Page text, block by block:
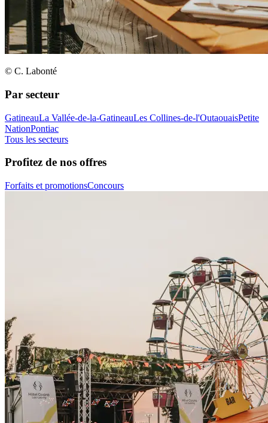
© C. Labonté
Par secteur
GatineauLa Vallée-de-la-GatineauLes Collines-de-l'OutaouaisPetite
NationPontiac
Tous les secteurs
Profitez de nos offres
Forfaits et promotionsConcours